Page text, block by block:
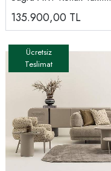
135.900,00 TL